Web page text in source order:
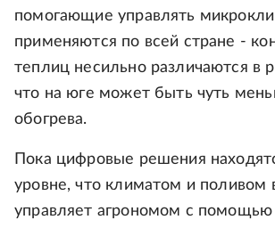
помогающие управлять
применяются по всей стране -
теплиц несильно различаются в
что на юге может быть чуть
обогрева.
Пока цифровые решения
уровне, что климатом и поливом
управляет агрономом с